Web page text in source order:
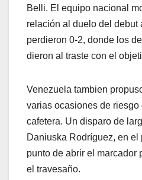
Belli. El equipo nacional
relación al duelo del debut
perdieron 0-2, donde los
dieron al traste con el
Venezuela tambien
varias ocasiones de riesgo
cafetera. Un disparo de
Daniuska Rodríguez, en el
punto de abrir el marcador
el travesaño.